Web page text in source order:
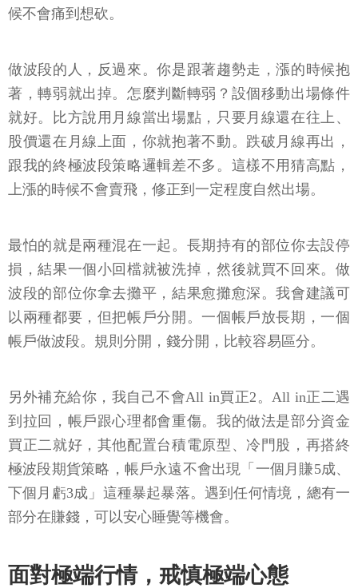
候不會痛到想砍。
做波段的人，反過來。你是跟著趨勢走，漲的時候抱
著，轉弱就出掉。怎麼判斷轉弱？設個移動出場條件
就好。比方說用月線當出場點，只要月線還在往上、
股價還在月線上面，你就抱著不動。跌破月線再出，
跟我的終極波段策略邏輯差不多。這樣不用猜高點，
上漲的時候不會賣飛，修正到一定程度自然出場。
最怕的就是兩種混在一起。長期持有的部位你去設停
損，結果一個小回檔就被洗掉，然後就買不回來。做
波段的部位你拿去攤平，結果愈攤愈深。我會建議可
以兩種都要，但把帳戶分開。一個帳戶放長期，一個
帳戶做波段。規則分開，錢分開，比較容易區分。
另外補充給你，我自己不會All in買正2。All in正二遇
到拉回，帳戶跟心理都會重傷。我的做法是部分資金
買正二就好，其他配置台積電原型、冷門股，再搭終
極波段期貨策略，帳戶永遠不會出現「一個月賺5成、
下個月虧3成」這種暴起暴落。遇到任何情境，總有一
部分在賺錢，可以安心睡覺等機會。
面對極端行情，戒慎極端心態